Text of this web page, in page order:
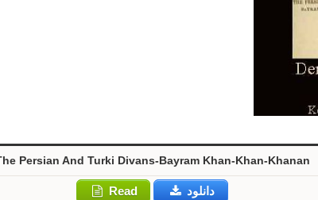
Persian And Turki Divans-Bayram Khan-Khan-Khanan
Read دانلود